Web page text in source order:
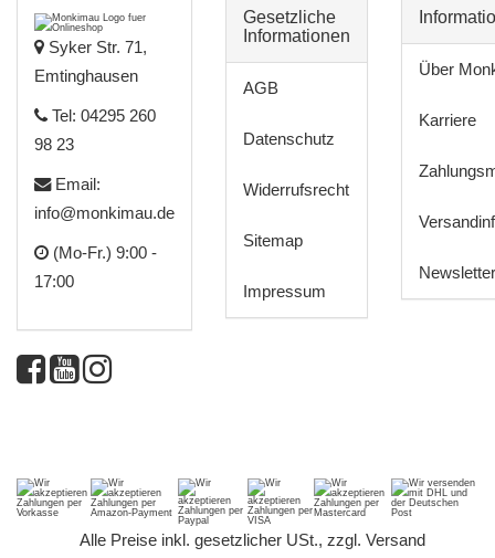
Syker Str. 71,
Emtinghausen
Tel: 04295 260
98 23
Email:
info@monkimau.de
(Mo-Fr.) 9:00 -
17:00
Gesetzliche
Informationen
AGB
Datenschutz
Widerrufsrecht
Sitemap
Impressum
Über
Karriere
Newsletter
Alle Preise inkl. gesetzlicher USt., zzgl. Versand